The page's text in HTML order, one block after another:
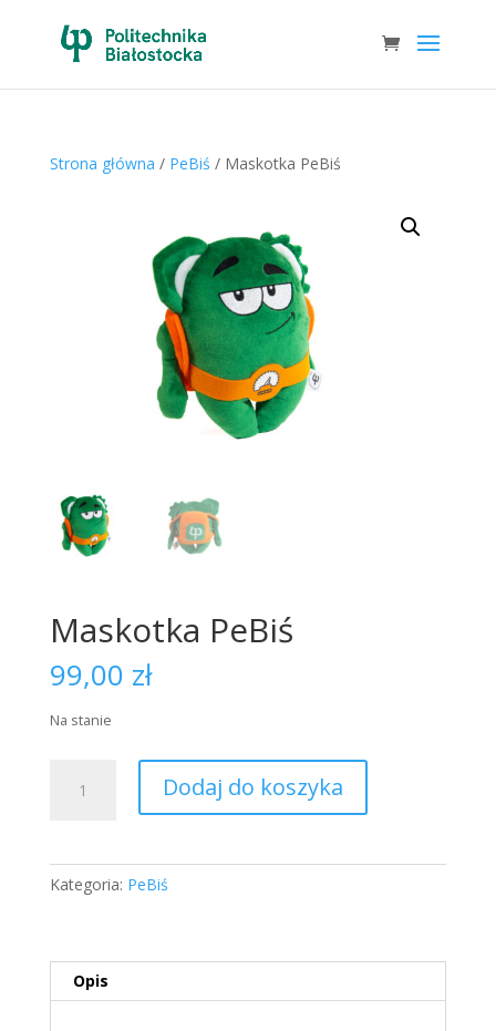
Strona główna / PeBiś / Maskotka PeBiś
Maskotka PeBiś
99,00 zł
Na stanie
Maskotka
Dodaj do koszyka
Kategoria: PeBiś
Opis